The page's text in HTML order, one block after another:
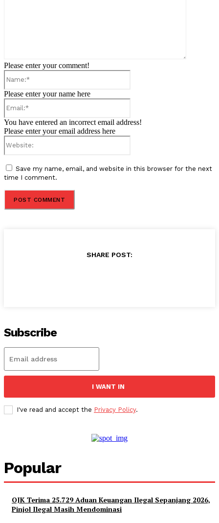
Please enter your comment!
Please enter your name here
You have entered an incorrect email address!
Please enter your email address here
Save my name, email, and website in this browser for the next
time I comment.
SHARE POST:
Subscribe
I WANT IN
I've read and accept the Privacy Policy.
Popular
OJK Terima 25.729 Aduan Keuangan Ilegal Sepanjang 2026,
Pinjol Ilegal Masih Mendominasi